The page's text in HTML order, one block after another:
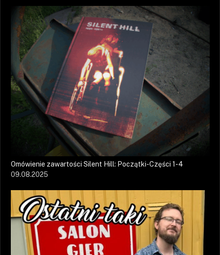
Omówienie zawartości Silent Hill: Początki-Części 1-4
09.08.2025